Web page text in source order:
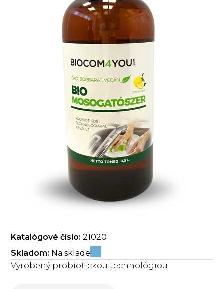
Katalógové číslo: 21020
Skladom: Na sklade
Vyrobený probiotickou technológiou